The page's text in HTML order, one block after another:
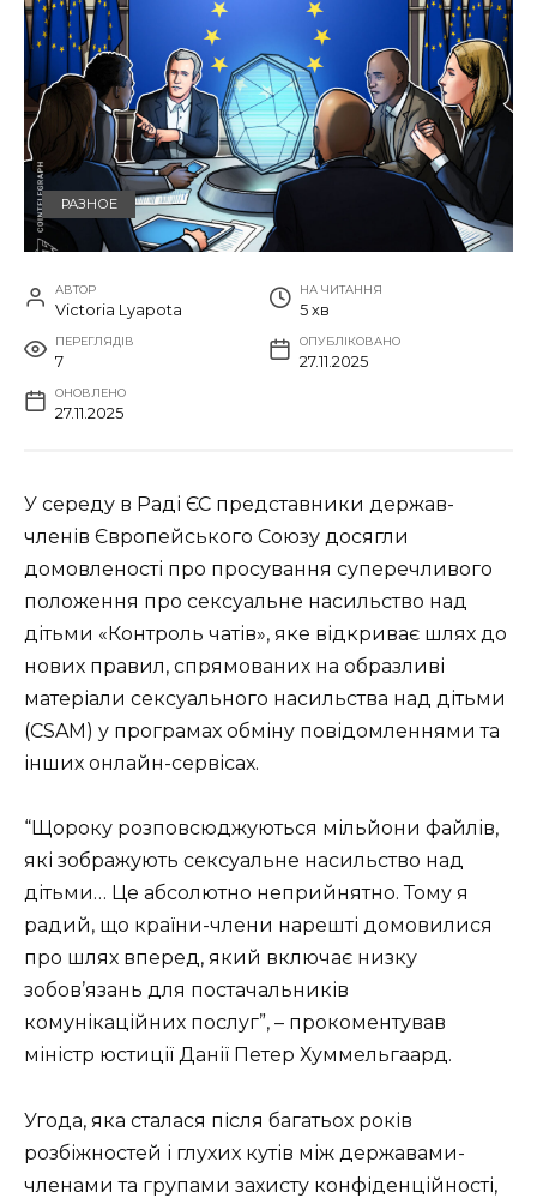
РАЗНОЕ
АВТОР
Victoria Lyapota
НА ЧИТАННЯ
5 хв
ПЕРЕГЛЯДІВ
7
ОПУБЛІКОВАНО
27.11.2025
ОНОВЛЕНО
27.11.2025
У середу в Раді ЄС представники держав-
членів Європейського Союзу досягли
домовленості про просування суперечливого
положення про сексуальне насильство над
дітьми «Контроль чатів», яке відкриває шлях до
нових правил, спрямованих на образливі
матеріали сексуального насильства над дітьми
(CSAM) у програмах обміну повідомленнями та
інших онлайн-сервісах.
“Щороку розповсюджуються мільйони файлів,
які зображують сексуальне насильство над
дітьми… Це абсолютно неприйнятно. Тому я
радий, що країни-члени нарешті домовилися
про шлях вперед, який включає низку
зобов’язань для постачальників
комунікаційних послуг”, – прокоментував
міністр юстиції Данії Петер Хуммельгаард.
Угода, яка сталася після багатьох років
розбіжностей і глухих кутів між державами-
членами та групами захисту конфіденційності,